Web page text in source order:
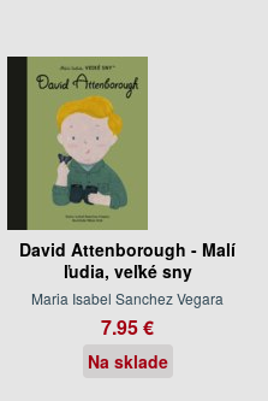
David Attenborough - Malí
ľudia, veľké sny
Maria Isabel Sanchez Vegara
7.95 €
Na sklade